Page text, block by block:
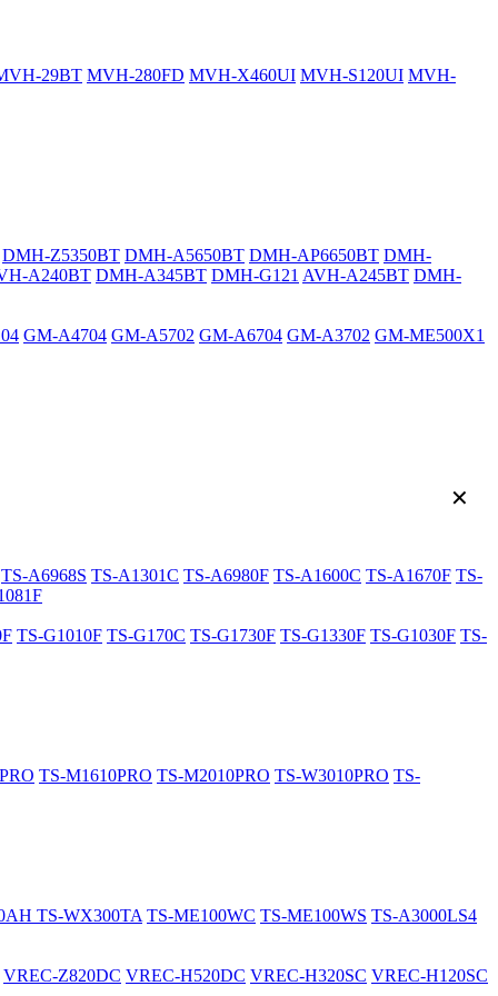
29BT MVH-280FD MVH-X460UI MVH-S120UI MVH-
DMH-Z5350BT DMH-A5650BT DMH-AP6650BT DMH-
A240BT DMH-A345BT DMH-G121 AVH-A245BT DMH-
GM-A4704 GM-A5702 GM-A6704 GM-A3702 GM-ME500X1
TS-A6968S TS-A1301C TS-A6980F TS-A1600C TS-A1670F TS-
TS-G1010F TS-G170C TS-G1730F TS-G1330F TS-G1030F TS-
TS-M1610PRO TS-M2010PRO TS-W3010PRO TS-
TS-WX300TA TS-ME100WC TS-ME100WS TS-A3000LS4
VREC-Z820DC VREC-H520DC VREC-H320SC VREC-H120SC
✕